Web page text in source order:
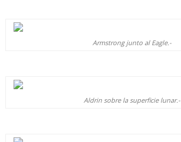
Armstrong junto al Eagle.-
Aldrin sobre la superficie lunar.-